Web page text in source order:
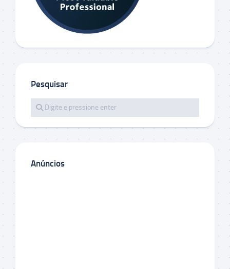
Pesquisar
Anúncios